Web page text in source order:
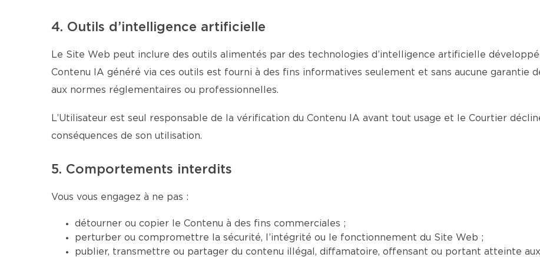
4. Outils d’intelligence artificielle
Le Site Web peut inclure des outils alimentés par des technologies d’intelligence artificielle
Contenu IA généré via ces outils est fourni à des fins informatives seulement et sans aucune garantie
aux normes réglementaires ou professionnelles.
L’Utilisateur est seul responsable de la vérification du Contenu IA avant tout usage et le Courtier
conséquences de son utilisation.
5. Comportements interdits
Vous vous engagez à ne pas :
détourner ou copier le Contenu à des fins commerciales ;
perturber ou compromettre la sécurité, l’intégrité ou le fonctionnement du Site Web ;
publier, transmettre ou partager du contenu illégal, diffamatoire, offensant ou portant atteinte